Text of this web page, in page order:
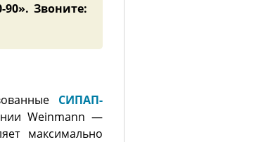
Звоните:
СИПАП-
Weinmann —
максимально